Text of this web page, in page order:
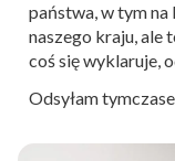
państwa, w tym na
naszego kraju, ale
coś się wyklaruje,
Odsyłam